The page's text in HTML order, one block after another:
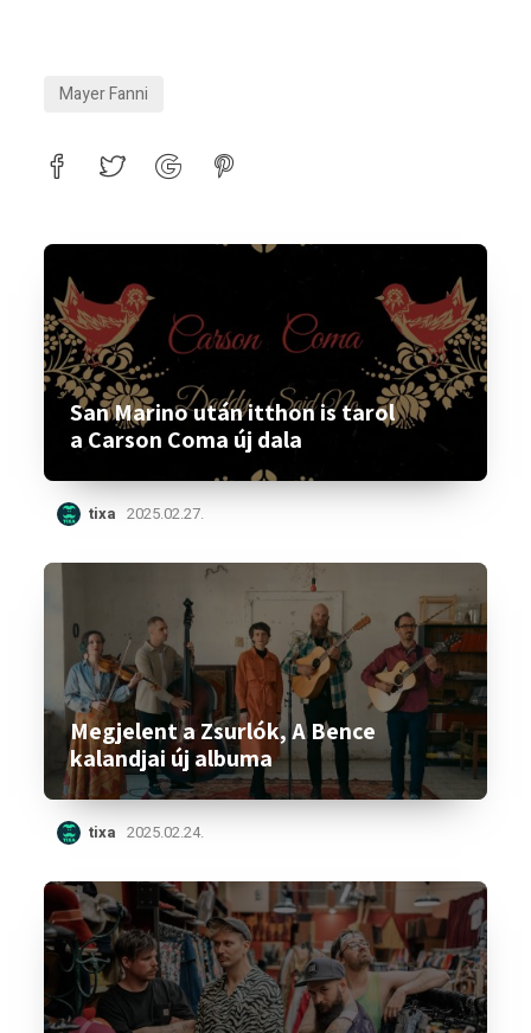
Mayer Fanni
San Marino után itthon is tarol
a Carson Coma új dala
tixa 2025.02.27.
Megjelent a Zsurlók, A Bence
kalandjai új albuma
tixa 2025.02.24.